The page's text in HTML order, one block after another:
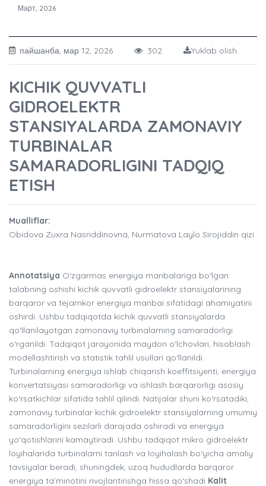
Март, 2026
пайшанба, мар 12, 2026 302 Yuklab olish
KICHIK QUVVATLI
GIDROELEKTR
STANSIYALARDA ZAMONAVIY
TURBINALAR
SAMARADORLIGINI TADQIQ
ETISH
Mualliflar:
Obidova Zuxra Nasriddinovna, Nurmatova Laylo Sirojiddin qizi
Annotatsiya O‘zgarmas energiya manbalariga bo‘lgan
talabning oshishi kichik quvvatli gidroelektr stansiyalarining
barqaror va tejamkor energiya manbai sifatidagi ahamiyatini
oshirdi. Ushbu tadqiqotda kichik quvvatli stansiyalarda
qo‘llanilayotgan zamonaviy turbinalarning samaradorligi
o‘rganildi. Tadqiqot jarayonida maydon o‘lchovlari, hisoblash
modellashtirish va statistik tahlil usullari qo‘llanildi.
Turbinalarning energiya ishlab chiqarish koeffitsiyenti, energiya
konvertatsiyasi samaradorligi va ishlash barqarorligi asosiy
ko‘rsatkichlar sifatida tahlil qilindi. Natijalar shuni ko‘rsatadiki,
zamonaviy turbinalar kichik gidroelektr stansiyalarning umumiy
samaradorligini sezilarli darajada oshiradi va energiya
yo‘qotishlarini kamaytiradi. Ushbu tadqiqot mikro gidroelektr
loyihalarida turbinalarni tanlash va loyihalash bo‘yicha amaliy
tavsiyalar beradi, shuningdek, uzoq hududlarda barqaror
energiya ta’minotini rivojlantirishga hissa qo‘shadi Kalit